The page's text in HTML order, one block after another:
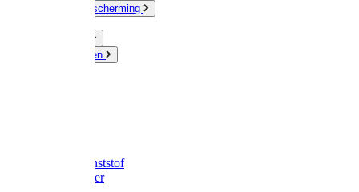
Gelaatsbescherming
Knaagdieren
Emmer kunststof
Schepemmer